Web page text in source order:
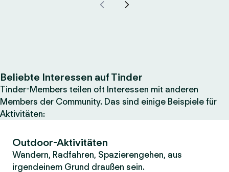
Beliebte Interessen auf Tinder
Tinder-Members teilen oft Interessen mit anderen
Members der Community. Das sind einige Beispiele für
Aktivitäten:
Outdoor-Aktivitäten
Wandern, Radfahren, Spazierengehen, aus
irgendeinem Grund draußen sein.